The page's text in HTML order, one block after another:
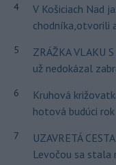
4
V Košiciach Nad
chodníka,otvorili
5
ZRÁŽKA VLAKU
už nedokázal
6
Kruhová
hotová budúci rok
7
UZAVRETÁ
Levočou sa stala